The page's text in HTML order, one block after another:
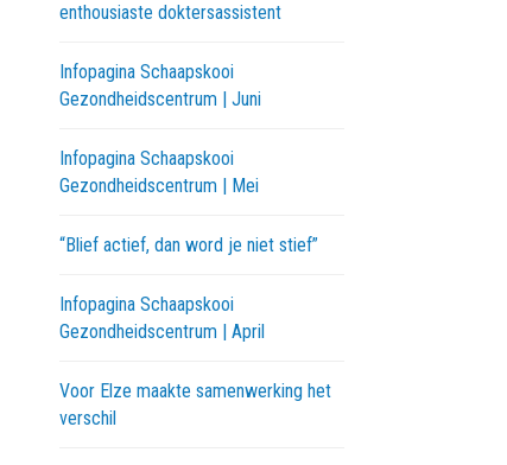
enthousiaste doktersassistent
Infopagina Schaapskooi
Gezondheidscentrum | Juni
Infopagina Schaapskooi
Gezondheidscentrum | Mei
“Blief actief, dan word je niet stief”
Infopagina Schaapskooi
Gezondheidscentrum | April
Voor Elze maakte samenwerking het
verschil